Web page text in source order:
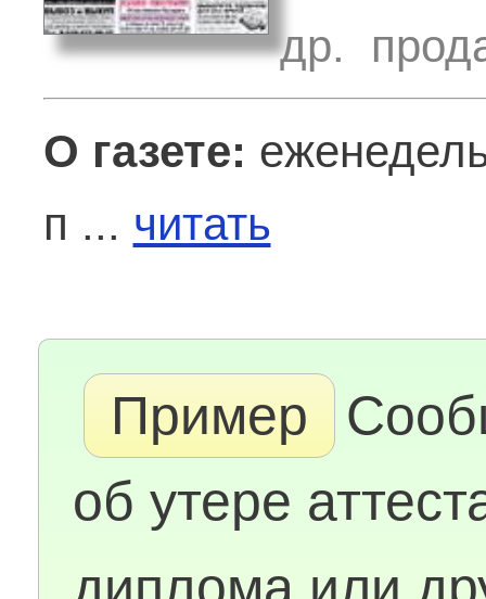
др.
О газете:
п ... читать
Пример
об утере